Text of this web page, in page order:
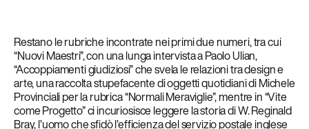
Restano le rubriche incontrate nei primi due numeri, tra cui
“Nuovi Maestri”, con una lunga intervista a Paolo Ulian,
“Accoppiamenti giudiziosi” che svela le relazioni tra design e
arte, una raccolta stupefacente di oggetti quotidiani di Michele
Provinciali per la rubrica “Normali Meraviglie”, mentre in “Vite
come Progetto” ci incuriosisce leggere la storia di W. Reginald
Bray, l’uomo che sfidò l’efficienza del servizio postale inglese